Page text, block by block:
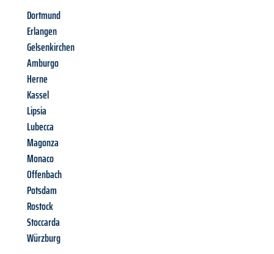
Dortmund
Erlangen
Gelsenkirchen
Amburgo
Herne
Kassel
Lipsia
Lubecca
Magonza
Monaco
Offenbach
Potsdam
Rostock
Stoccarda
Würzburg